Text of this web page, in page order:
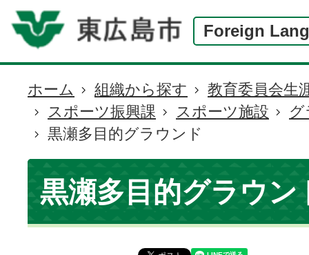
Foreign
現
在
の
位
ホーム 組織から探す
教育委員会生
スポーツ振興課
スポーツ施設
黒瀬多目的グラウンド
黒瀬多目的グラウン